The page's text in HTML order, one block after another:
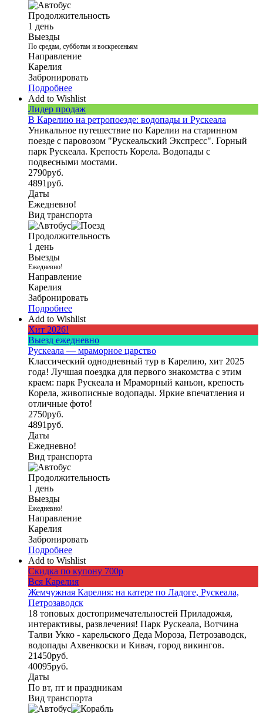
Продолжительность
1 день
Выезды
По средам, субботам и воскресеньям
Направление
Карелия
Забронировать
Подробнее
Add to Wishlist
Лидер продаж
В Карелию на ретропоезде: водопады и Рускеала
Уникальное путешествие по Карелии на старинном
поезде с паровозом "Рускеальский Экспресс". Горный
парк Рускеала. Крепость Корела. Водопады с
подвесными мостами.
2790руб.
4891руб.
Даты
Ежедневно!
Вид транспорта
Продолжительность
1 день
Выезды
Ежедневно!
Направление
Карелия
Забронировать
Подробнее
Add to Wishlist
Хит 2026!
Выезд ежедневно
Рускеала — мраморное царство
Классический однодневный тур в Карелию, хит 2025
года! Лучшая поездка для первого знакомства с этим
краем: парк Рускеала и Мраморный каньон, крепость
Корела, живописные водопады. Яркие впечатления и
отличные фото!
2750руб.
4891руб.
Даты
Ежедневно!
Вид транспорта
Продолжительность
1 день
Выезды
Ежедневно!
Направление
Карелия
Забронировать
Подробнее
Add to Wishlist
Скидка по купону 700р
Вся Карелия
Жемчужная Карелия: на катере по Ладоге, Рускеала,
Петрозаводск
18 топовых достопримечательностей Приладожья,
интерактивы, развлечения! Парк Рускеала, Вотчина
Талви Укко - карельского Деда Мороза, Петрозаводск,
водопады Ахвенкоски и Кивач, город викингов.
21450руб.
40095руб.
Даты
По вт, пт и праздникам
Вид транспорта